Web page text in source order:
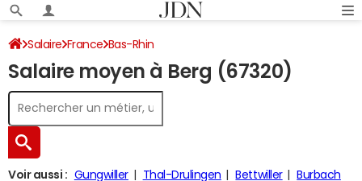
Salaire France Bas-Rhin
Salaire moyen à Berg (67320)
Voir aussi : Gungwiller Thal-Drulingen Bettwiller Burbach